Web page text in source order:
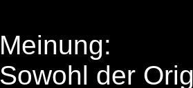
Meinung:
Sowohl der